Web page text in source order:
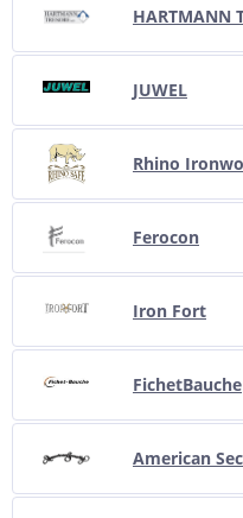
HARTMANN
JUWEL
Rhino
Ferocon
Iron Fort
FichetBauche
American